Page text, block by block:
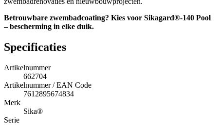
Betrouwbare zwembadcoating? Kies voor Sikagard®-140 Pool
– bescherming in elke duik.
Specificaties
Artikelnummer
662704
Artikelnummer / EAN Code
7612895674834
Merk
Sika®
Serie